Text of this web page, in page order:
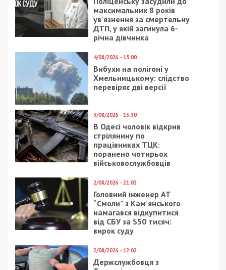
1/04/2020 - 16:37
Премьер пообещал
старикам прибавку к
пенсии в период
карантина и после
5/02/2020 - 11:32
Оформить социальные
выплаты можно будет
в два раза быстрее